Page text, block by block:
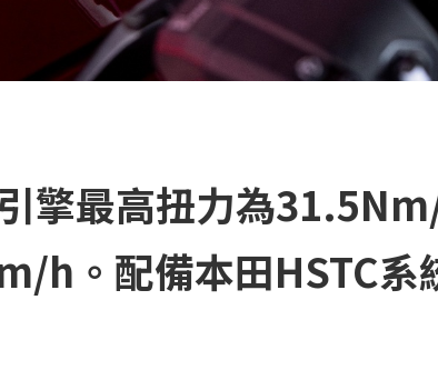
擎最高扭力為
h。配備本田HSTC系